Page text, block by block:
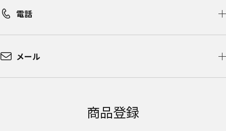
電話
メール
商品登録